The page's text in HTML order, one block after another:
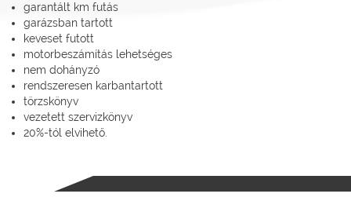
garantált km futás
garázsban tartott
keveset futott
motorbeszámítás lehetséges
nem dohányzó
rendszeresen karbantartott
törzskönyv
vezetett szervizkönyv
20%-tól elvihető.